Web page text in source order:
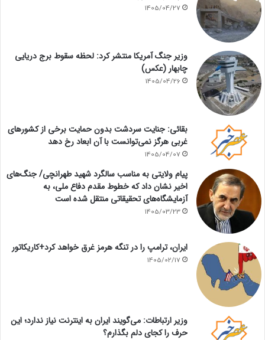
1405/04/27
وزیر جنگ آمریکا منتشر کرد: لحظه سقوط برج دریایی
چابهار (عکس)
1405/04/26
بقائی: جنایت سردشت بدون حمایت برخی از کشورهای
غربی هرگز نمی‌توانست با آن ابعاد رخ دهد
1405/04/07
پیام ولایتی به مناسب سالگرد شهید طهرانچی/ جنگ‌های
اخیر نشان داد که خطوط مقدم دفاع ملی، به
آزمایشگاه‌های تحقیقاتی منتقل شده است
1405/03/23
ایران، ترامپ را در تنگه هرمز غرق خواهد کرد+کاریکاتور
1405/02/17
وزیر ارتباطات: می‌گویند ایران به اینترنت نیاز ندارد؛ این
حرف را کجای دلم بگذارم؟